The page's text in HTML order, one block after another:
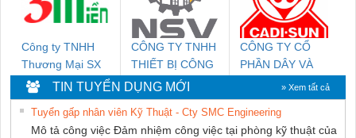
Công ty TNHH
Thương Mại SX
Ba Miền
CÔNG TY TNHH
THIẾT BỊ CÔNG
NGHIỆP NIHON
SETSUBI VIỆT
NAM
CÔNG TY CỔ
PHẦN DÂY VÀ
CÁP ĐIỆN
THƯỢNG ĐÌNH
TIN TUYỂN DỤNG MỚI » Xem tất cả
Tuyển gấp nhân viên Kỹ Thuật - Cty SMC Engineering
Mô tả công việc Đảm nhiệm công việc tại phòng kỹ thuật của